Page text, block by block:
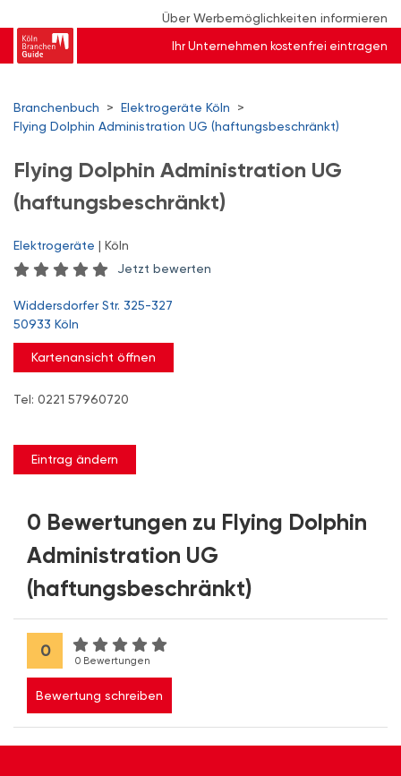
Über Werbemöglichkeiten informieren
Ihr Unternehmen kostenfrei eintragen
Branchenbuch > Elektrogeräte Köln
>
Flying Dolphin Administration UG (haftungsbeschränkt)
Flying Dolphin Administration UG
(haftungsbeschränkt)
Elektrogeräte | Köln
Jetzt bewerten
Widdersdorfer Str. 325-327
50933 Köln
Kartenansicht öffnen
Tel: 0221 57960720
Eintrag ändern
0 Bewertungen zu Flying Dolphin
Administration UG
(haftungsbeschränkt)
0
0 Bewertungen
Bewertung schreiben